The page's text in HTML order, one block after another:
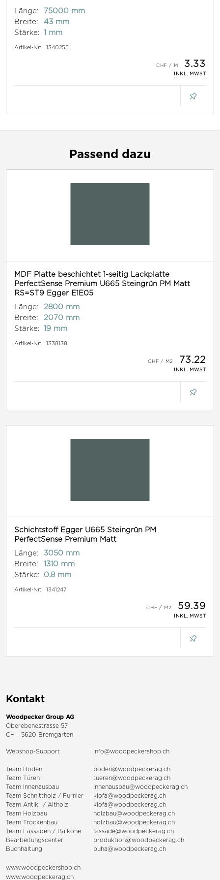
Länge:
75000 mm
Breite:
43 mm
Stärke: 1 mm
Artikel-Nr: 1340255
3.33
INKL. MWST
Passend dazu
MDF Platte beschichtet 1-seitig Lackplatte
PerfectSense Premium U665 Steingrün PM Matt
RS=ST9 Egger E1E05
Länge:
2800 mm
Breite:
2070 mm
Stärke: 19 mm
Artikel-Nr: 1338138
73.22
INKL. MWST
Schichtstoff Egger U665 Steingrün PM
PerfectSense Premium Matt
Länge:
3050 mm
Breite:
1310 mm
Stärke:
0.8 mm
Artikel-Nr: 1341247
59.39
INKL. MWST
Kontakt
Woodpecker Group AG
Oberebenestrasse 57
CH - 5620 Bremgarten
Webshop-Support info@woodpeckershop.ch
Team Boden
boden@woodpeckerag.ch
Team Türen
tueren@woodpeckerag.ch
Team Innenausbau
innenausbau@woodpeckerag.ch
Team Schnittholz / Furnier
klofa@woodpeckerag.ch
Team Antik- / Altholz
klofa@woodpeckerag.ch
Team Holzbau
holzbau@woodpeckerag.ch
Team Trockenbau
holzbau@woodpeckerag.ch
Team Fassaden / Balkone
fassade@woodpeckerag.ch
Bearbeitungscenter
produktion@woodpeckerag.ch
Buchhaltung
buha@woodpeckerag.ch
www.woodpeckershop.ch
www.woodpeckerag.ch